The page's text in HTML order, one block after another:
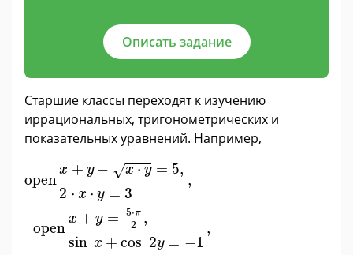
Описать задание
Старшие классы переходят к изучению
иррациональных, тригонометрических и
показательных уравнений. Например,
open
x + y − √x ⋅ y = 5,
2 ⋅ x ⋅ y = 3
,
open
x + y = 5⋅π
2
,
sin x + cos 2y = −1
,
= y=3, y=